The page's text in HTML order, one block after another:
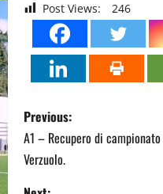
Post Views: 246
P
o
s
Previous:
A1 – Recupero di
Verzuolo.